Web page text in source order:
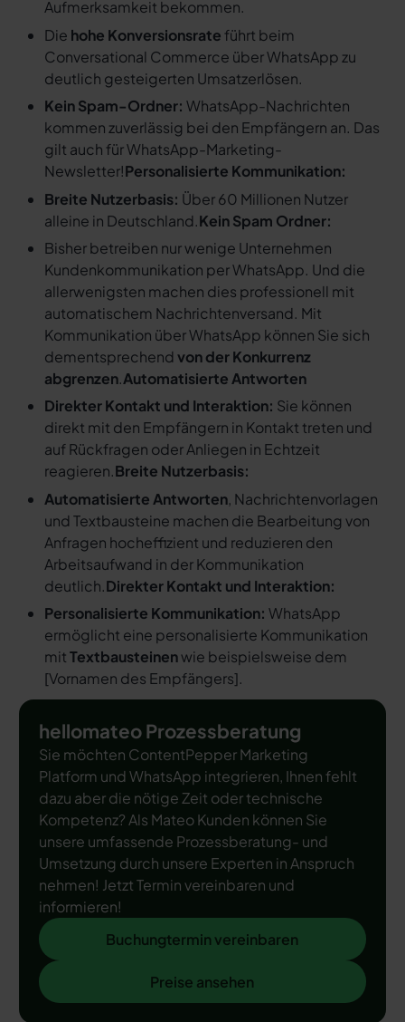
Aufmerksamkeit bekommen.
Die hohe Konversionsrate führt beim
Conversational Commerce über WhatsApp zu
deutlich gesteigerten Umsatzerlösen.
Kein Spam-Ordner: WhatsApp-Nachrichten
kommen zuverlässig bei den Empfängern an. Das
gilt auch für WhatsApp-Marketing-
Newsletter!Personalisierte Kommunikation:
Breite Nutzerbasis: Über 60 Millionen Nutzer
alleine in Deutschland.Kein Spam Ordner:
Bisher betreiben nur wenige Unternehmen
Kundenkommunikation per WhatsApp. Und die
allerwenigsten machen dies professionell mit
automatischem Nachrichtenversand. Mit
Kommunikation über WhatsApp können Sie sich
dementsprechendvon der Konkurrenz
abgrenzen.Automatisierte Antworten
Direkter Kontakt und Interaktion: Sie können
direkt mit den Empfängern in Kontakt treten und
auf Rückfragen oder Anliegen in Echtzeit
reagieren.Breite Nutzerbasis:
Automatisierte Antworten, Nachrichtenvorlagen
und Textbausteine machen die Bearbeitung von
Anfragen hocheffizient und reduzieren den
Arbeitsaufwand in der Kommunikation
deutlich.Direkter Kontakt und Interaktion:
Personalisierte Kommunikation: WhatsApp
ermöglicht eine personalisierte Kommunikation
mitTextbausteinenwie beispielsweise dem
[Vornamen des Empfängers].
hellomateo Prozessberatung
Sie möchten ContentPepper Marketing
Platform und WhatsApp integrieren, Ihnen fehlt
dazu aber die nötige Zeit oder technische
Kompetenz? Als Mateo Kunden können Sie
unsere umfassende Prozessberatung- und
Umsetzung durch unsere Experten in Anspruch
nehmen! Jetzt Termin vereinbaren und
informieren!
Buchungtermin vereinbaren
Buchungtermin vereinbaren
Preise ansehen
Preise ansehen